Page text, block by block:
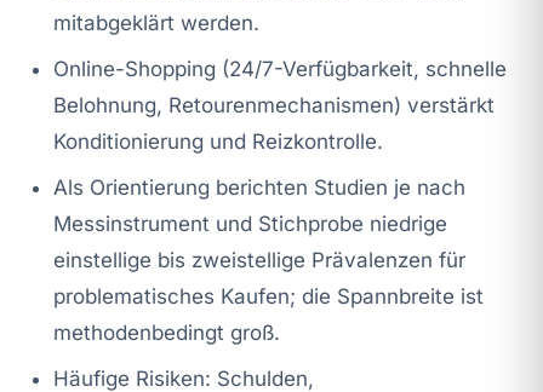
mitabgeklärt werden.
Online-Shopping (24/7-Verfügbarkeit, schnelle
Belohnung, Retourenmechanismen) verstärkt
Konditionierung und Reizkontrolle.
Als Orientierung berichten Studien je nach
Messinstrument und Stichprobe niedrige
einstellige bis zweistellige Prävalenzen für
problematisches Kaufen; die Spannbreite ist
methodenbedingt groß.
Häufige Risiken: Schulden,